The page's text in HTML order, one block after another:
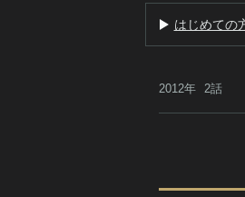
はじめての
2012年 2話